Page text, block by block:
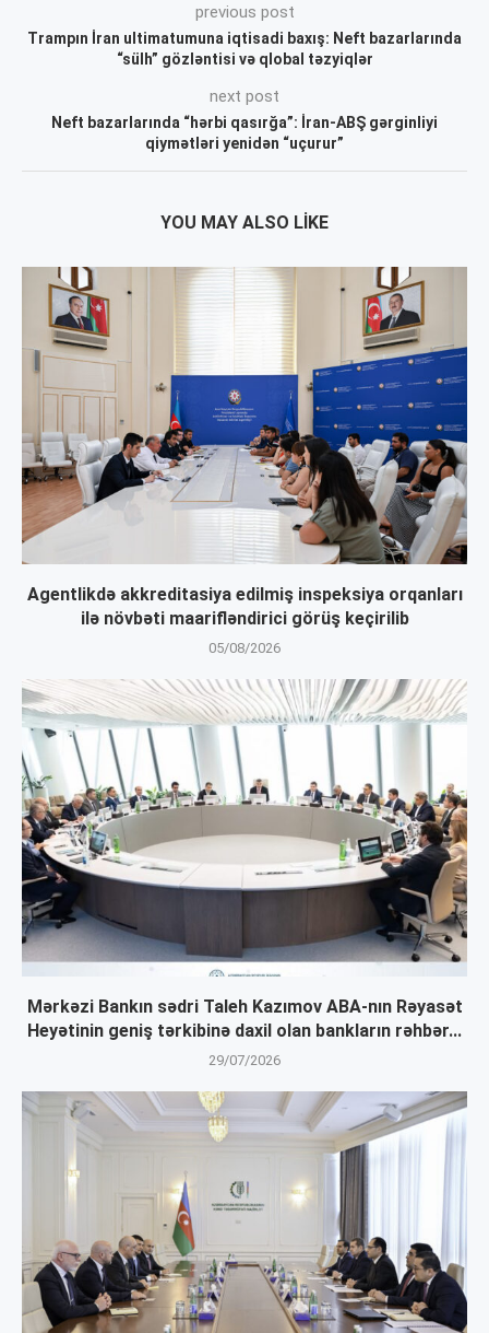
previous post
Trampın İran ultimatumuna iqtisadi baxış: Neft bazarlarında
“sülh” gözləntisi və qlobal təzyiqlər
next post
Neft bazarlarında “hərbi qasırğa”: İran-ABŞ gərginliyi
qiymətləri yenidən “uçurur”
YOU MAY ALSO LIKE
Agentlikdə akkreditasiya edilmiş inspeksiya orqanları
ilə növbəti maarifləndirici görüş keçirilib
05/08/2026
Mərkəzi Bankın sədri Taleh Kazımov ABA-nın Rəyasət
Heyətinin geniş tərkibinə daxil olan bankların rəhbər...
29/07/2026